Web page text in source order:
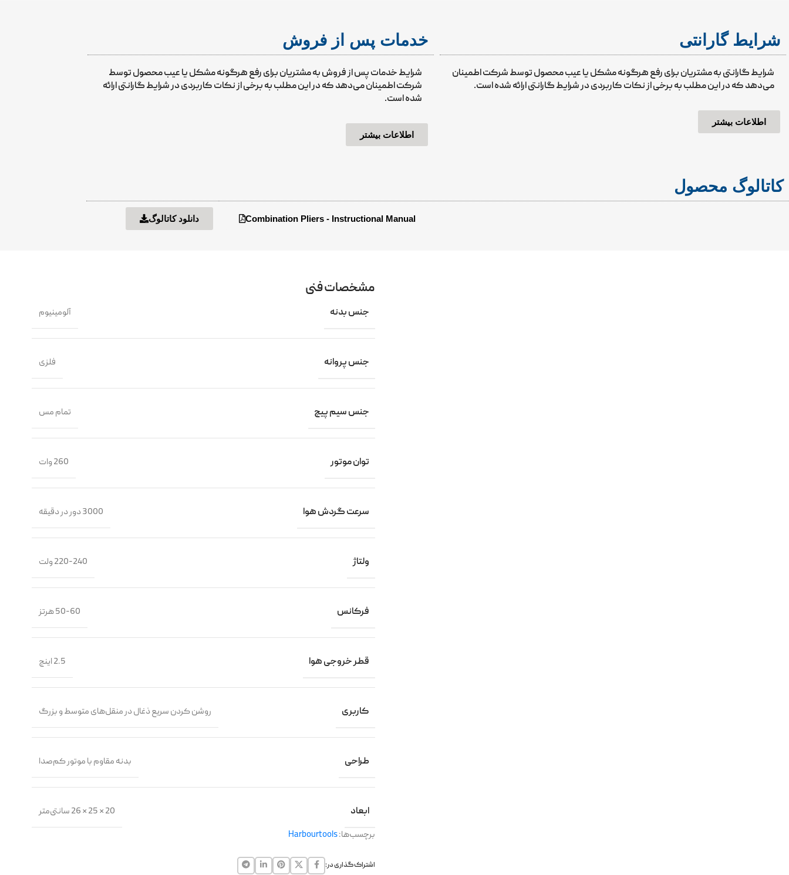
شرایط گارانتی
شرایط گارانتی به مشتریان برای رفع هرگونه مشکل یا عیب محصول توسط شرکت اطمینان
می‌دهد که در این مطلب به برخی از نکات کاربردی در شرایط گارانتی ارائه شده است.
اطلاعات بیشتر
خدمات پس از فروش
شرایط خدمات پس از فروش به مشتریان برای رفع هرگونه مشکل یا عیب محصول توسط
شرکت اطمینان می‌دهد که در این مطلب به برخی از نکات کاربردی در شرایط گارانتی ارائه
شده است.
اطلاعات بیشتر
کاتالوگ محصول
Combination Pliers - Instructional Manual دانلود کاتالوگ
مشخصات فنی
جنس بدنه آلومینیوم
جنس پروانه فلزی
جنس سیم پیچ تمام مس
توان موتور 260 وات
سرعت گردش هوا 3000 دور در دقیقه
ولتاژ 220-240 ولت
فرکانس 50-60 هرتز
قطر خروجی هوا 2.5 اینچ
کاربری روشن کردن سریع ذغال در منقل‌های متوسط و بزرگ
طراحی بدنه مقاوم با موتور کم‌صدا
ابعاد
20 × 25 × 26 سانتی‌متر
برچسب‌ها:Harbourtools
اشتراک گذاری در: